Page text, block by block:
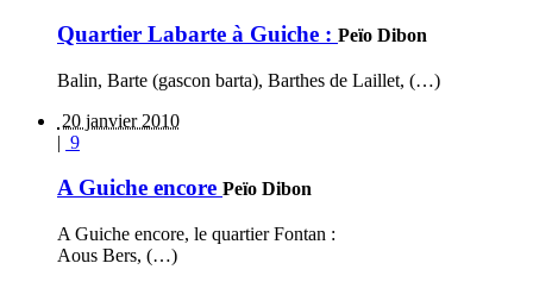
Quartier Labarte à Guiche : Peïo Dibon
Balin, Barte (gascon barta), Barthes de Laillet, (…)
20 janvier 2010
| 9
A Guiche encore Peïo Dibon
A Guiche encore, le quartier Fontan :
Aous Bers, (…)